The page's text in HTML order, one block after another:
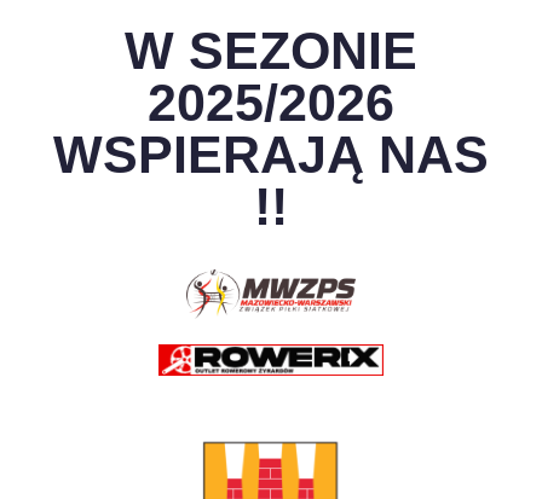
W SEZONIE
2025/2026
WSPIERAJĄ NAS
!!